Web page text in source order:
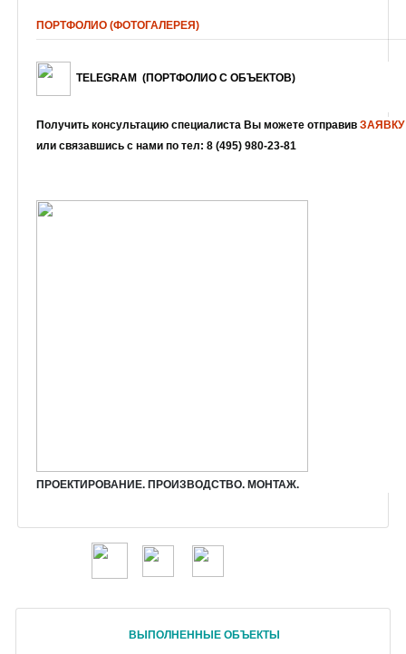
ПОРТФОЛИО (ФОТОГАЛЕРЕЯ)
TELEGRAM (ПОРТФОЛИО С ОБЪЕКТОВ)
Получить консультацию специалиста Вы можете отправив
или связавшись с нами по тел: 8 (495) 980-23-81
ПРОЕКТИРОВАНИЕ. ПРОИЗВОДСТВО. МОНТАЖ.
ВЫПОЛНЕННЫЕ ОБЪЕКТЫ